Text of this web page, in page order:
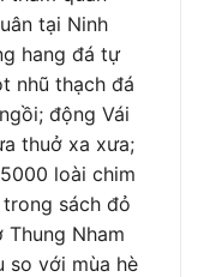
tại Ninh
hang đá tự
nhũ thạch đá
động Vái
thuở xa xưa;
loài chim
sách đỏ
Thung Nham
so với mùa hè